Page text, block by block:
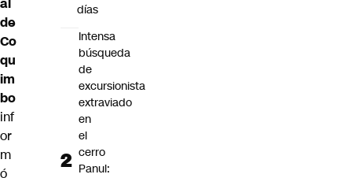
de
Co
qu
im
bo
inf
or
m
ó
días
Intensa
búsqueda
de
excursionista
extraviado
en
el
cerro
Panul: